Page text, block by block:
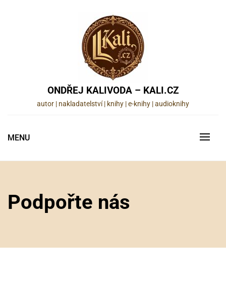
ONDŘEJ KALIVODA – KALI.CZ
autor | nakladatelství | knihy | e-knihy | audioknihy
MENU
Podpořte nás